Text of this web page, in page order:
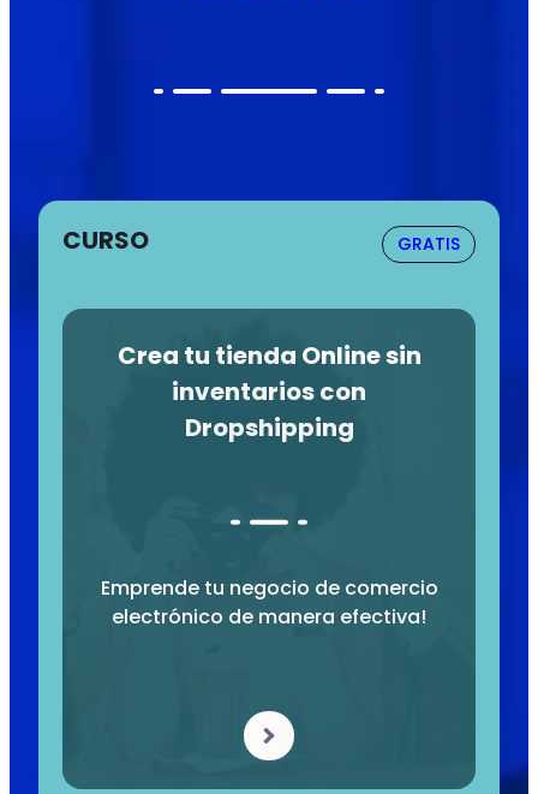
CURSO GRATIS
Crea tu tienda Online sin
inventarios con
Dropshipping
Emprende tu negocio de comercio
electrónico de manera efectiva!